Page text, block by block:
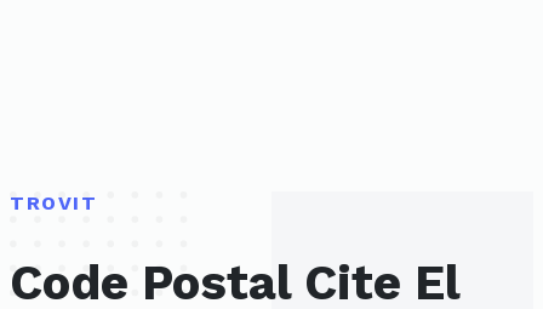
TROVIT
Code Postal Cite El